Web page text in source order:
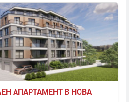
АПАРТАМЕНТ В НОВА